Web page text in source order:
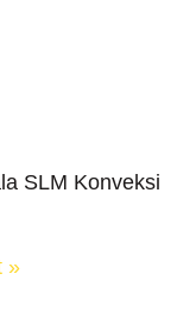
SLM Konveksi
»